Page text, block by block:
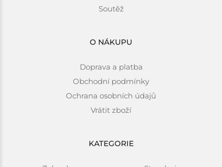
Soutěž
O NÁKUPU
Doprava a platba
Obchodní podmínky
Ochrana osobních údajů
Vrátit zboží
KATEGORIE